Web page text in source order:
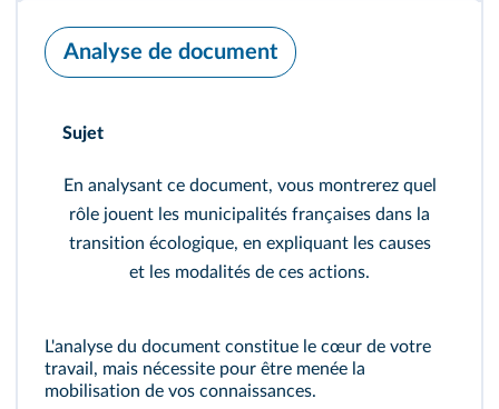
Analyse de document
Sujet
En analysant ce document, vous montrerez quel
rôle jouent les municipalités françaises dans la
transition écologique, en expliquant les causes
et les modalités de ces actions.
L'analyse du document constitue le cœur de votre
travail, mais nécessite pour être menée la
mobilisation de vos connaissances.